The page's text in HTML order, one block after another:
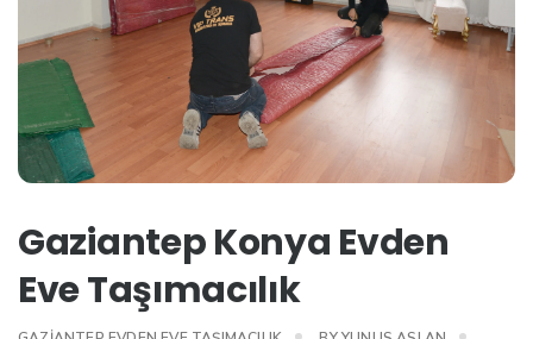
Gaziantep Konya Evden
Eve Taşımacılık